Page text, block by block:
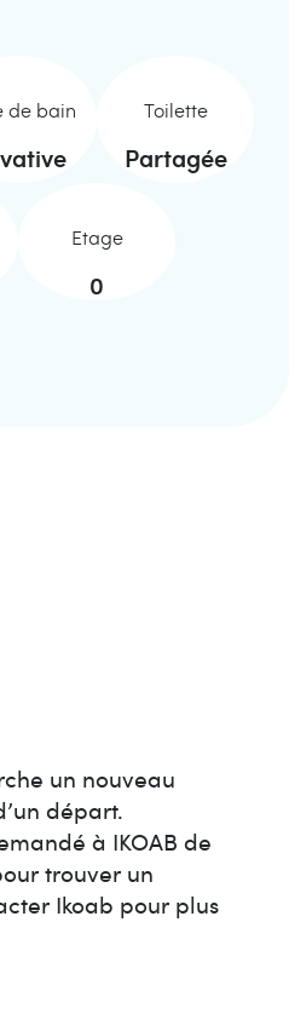
de bain Toilette
Partagée
Etage
0
un nouveau
départ.
à IKOAB de
trouver un
Ikoab pour plus